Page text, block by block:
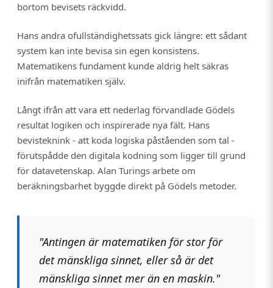
bortom bevisets räckvidd.
Hans andra ofullständighetssats gick längre: ett sådant
system kan inte bevisa sin egen konsistens.
Matematikens fundament kunde aldrig helt säkras
inifrån matematiken själv.
Långt ifrån att vara ett nederlag förvandlade Gödels
resultat logiken och inspirerade nya fält. Hans
bevisteknink - att koda logiska påståenden som tal -
förutspådde den digitala kodning som ligger till grund
för datavetenskap. Alan Turings arbete om
beräkningsbarhet byggde direkt på Gödels metoder.
"Antingen är matematiken för stor för
det mänskliga sinnet, eller så är det
mänskliga sinnet mer än en maskin."